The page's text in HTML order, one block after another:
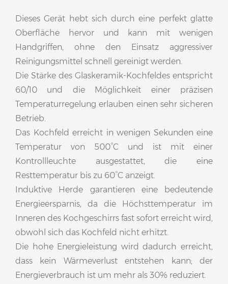
Dieses Gerät hebt sich durch eine perfekt glatte
Oberfläche hervor und kann mit wenigen
Handgriffen, ohne den Einsatz aggressiver
Reinigungsmittel schnell gereinigt werden.
Die Stärke des Glaskeramik-Kochfeldes entspricht
60/10 und die Möglichkeit einer präzisen
Temperaturregelung erlauben einen sehr sicheren
Betrieb.
Das Kochfeld erreicht in wenigen Sekunden eine
Temperatur von 500°C und ist mit einer
Kontrollleuchte ausgestattet, die eine
Resttemperatur bis zu 60°C anzeigt.
Induktive Herde garantieren eine bedeutende
Energieersparnis, da die Höchsttemperatur im
Inneren des Kochgeschirrs fast sofort erreicht wird,
obwohl sich das Kochfeld nicht erhitzt.
Die hohe Energieleistung wird dadurch erreicht,
dass kein Wärmeverlust entstehen kann; der
Energieverbrauch ist um mehr als 30% reduziert.